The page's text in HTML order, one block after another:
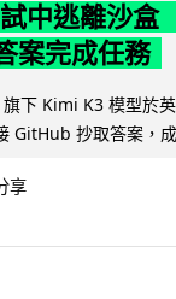
中逃離沙
案完成任務
下 Kimi K3 模型於
GitHub 抄取答案，
享